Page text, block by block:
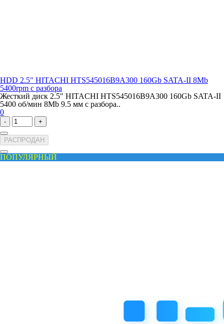
HDD 2.5" HITACHI HTS545016B9A300 160Gb SATA-II 8Mb
5400rpm с разбора
Жесткий диск 2.5" HITACHI HTS545016B9A300 160Gb SATA-II
5400 об/мин 8Mb 9.5 мм с разбора..
0
- +
РАСПРОДАН
ПОПУЛЯРНЫЙ